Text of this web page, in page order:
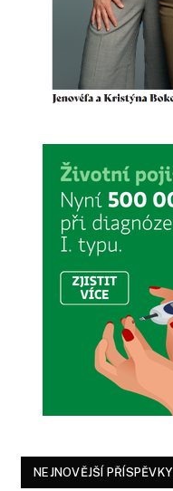
NEJNOVĚJŠÍ PŘÍSPĚVKY